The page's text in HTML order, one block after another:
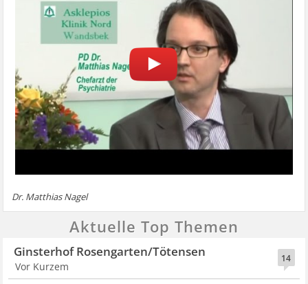
Dr. Matthias Nagel
Aktuelle Top Themen
14
Ginsterhof Rosengarten/Tötensen
Vor Kurzem